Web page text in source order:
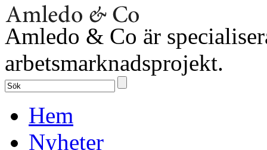
Amledo & Co är
arbetsmarknadsprojekt.
Hem
Nyheter